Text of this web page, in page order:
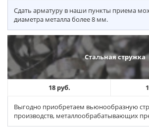
Сдать арматуру в наши пункты приема
диаметра металла более 8 мм.
Стальная стружка
18 руб.
Выгодно приобретаем вьюнообразную
производств, металлообрабатывающих